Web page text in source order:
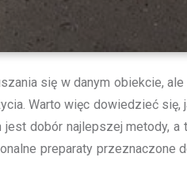
się w danym obiekcie,
Warto więc dowiedzieć się,
dobór najlepszej metody, a
preparaty przeznaczone